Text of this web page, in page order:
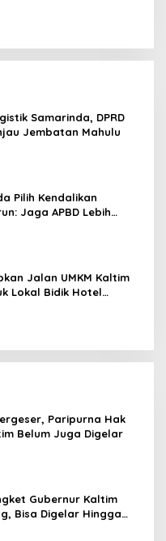
Samarinda, DPRD
Jembatan Mahulu
Pilih Kendalikan
Jaga APBD Lebih
Jalan UMKM Kaltim
Lokal Bidik Hotel
Paripurna Hak
Belum Juga Digelar
Gubernur Kaltim
Bisa Digelar Hingga